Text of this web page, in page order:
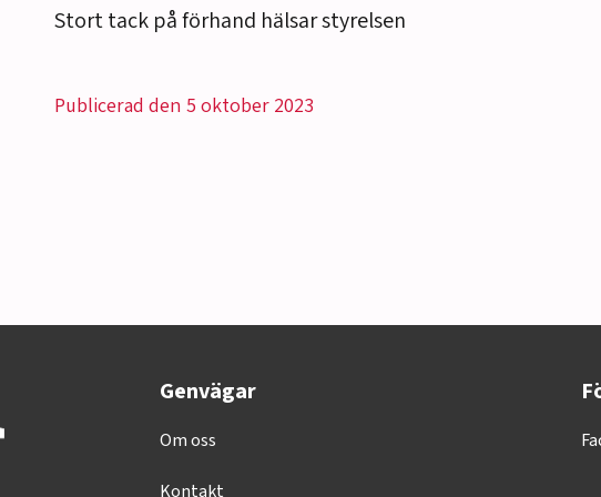
Stort tack på förhand hälsar styrelsen
Publicerad den 5 oktober 2023
Genvägar
Om oss
Kontakt